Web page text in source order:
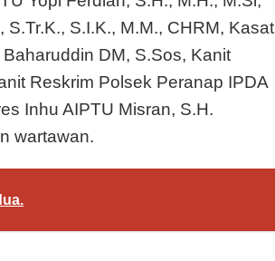
S.I.K., M.M., CHRM, Kasat
DM, S.Sos, Kanit
Reskrim Polsek Peranap IPDA
Inhu AIPTU Misran, S.H.
wartawan.